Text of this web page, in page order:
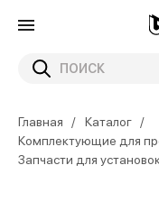
Главная
Каталог
Комплектующие для
Запчасти для